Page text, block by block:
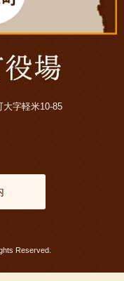
大字軽米10-85
Reserved.